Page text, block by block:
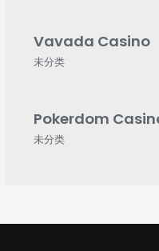
Vavada Casino
未分类
Pokerdom
未分类